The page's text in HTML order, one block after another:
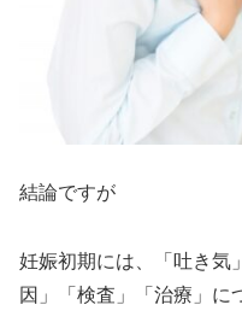
結論ですが
妊娠初期には、「吐き気
因」「検査」「治療」に